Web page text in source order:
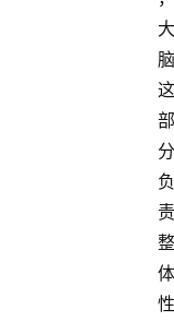
大
脑
这
部
分
负
责
整
体
性